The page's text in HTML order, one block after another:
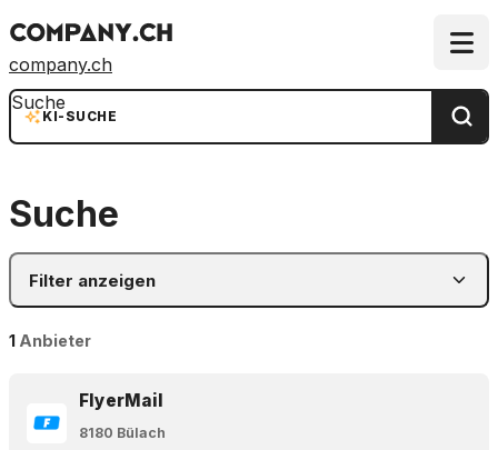
company.ch
KI-SUCHE
Suche
Suche
Filter anzeigen
1 Anbieter
FlyerMail
8180 Bülach